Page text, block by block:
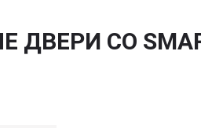
СО